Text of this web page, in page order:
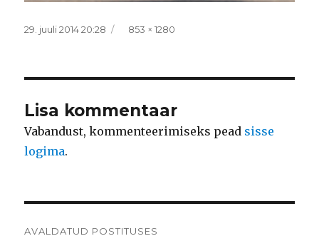
Postitatud
29. juuli 2014 20:28 Täissuurus
853 × 1280
Lisa kommentaar
Vabandust, kommenteerimiseks pead sisse
logima.
AVALDATUD POSTITUSES